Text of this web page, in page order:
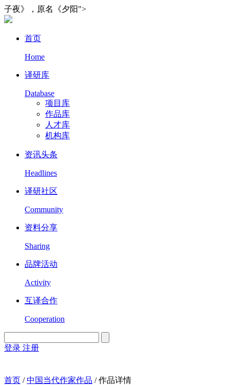
子夜》，原名《夕阳">
首页
Home
译研库
Database
项目库
作品库
人才库
机构库
资讯头条
Headlines
译研社区
Community
资料分享
Sharing
品牌活动
Activity
互译合作
Cooperation
登录 注册
首页 / 中国当代作家作品 / 作品详情